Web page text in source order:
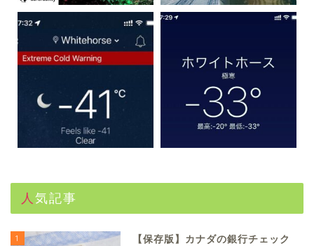
人気記事
1
【保存版】カナダの銀行チェック